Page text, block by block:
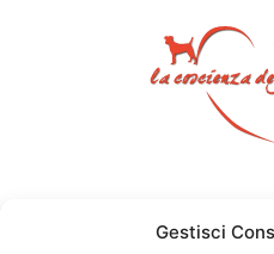
Gestisci